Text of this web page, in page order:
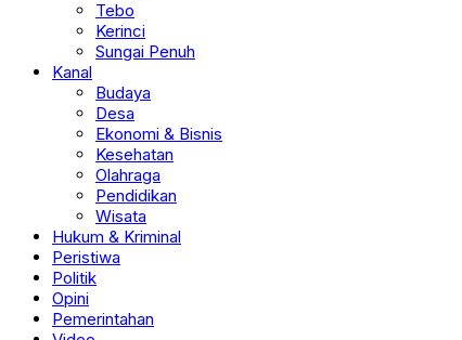
Tebo
Kerinci
Sungai Penuh
Kanal
Budaya
Desa
Ekonomi & Bisnis
Kesehatan
Olahraga
Pendidikan
Wisata
Hukum & Kriminal
Peristiwa
Politik
Opini
Pemerintahan